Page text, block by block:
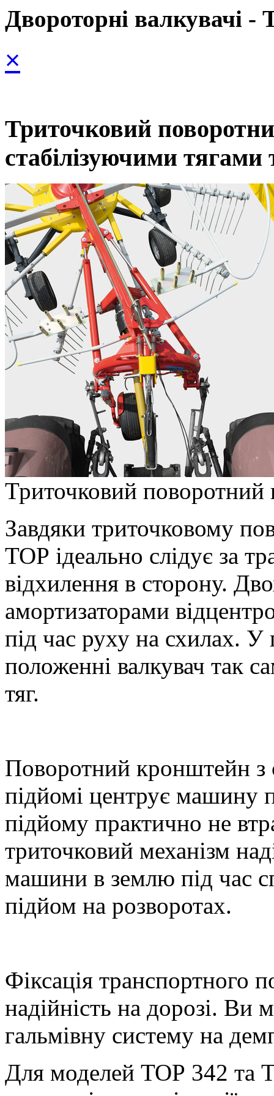
Двороторні валкувачі -
×
Триточковий
стабілізуючими
Триточковий
Завдяки триточковому
ТОР ідеально слідує за
відхилення в сторону.
амортизаторами
під час руху на схилах.
положенні валкувач так
тяг.
Поворотний кронштейн з
підйомі центрує машину
підйому практично не
триточковий механізм
машини в землю під час
підйом на розворотах.
Фіксація транспортного
надійність на дорозі. Ви
гальмівну систему на
Для моделей ТОР 342 та